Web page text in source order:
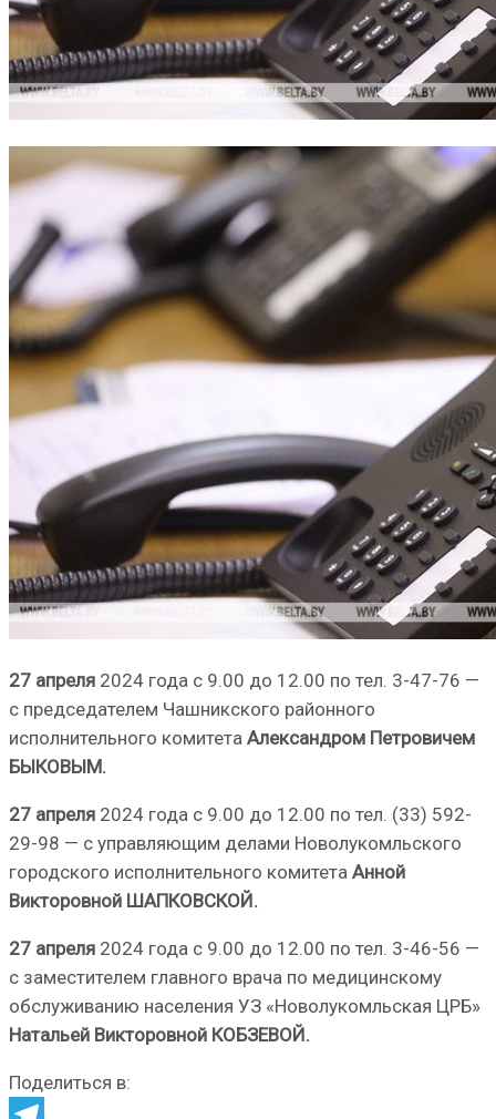
27 апреля 2024 года с 9.00 до 12.00 по тел. 3-47-76 —
с председателем Чашникского районного
исполнительного комитета Александром Петровичем
БЫКОВЫМ.
27 апреля 2024 года с 9.00 до 12.00 по тел. (33) 592-
29-98 — с управляющим делами Новолукомльского
городского исполнительного комитета Анной
Викторовной ШАПКОВСКОЙ.
27 апреля 2024 года с 9.00 до 12.00 по тел. 3-46-56 —
с заместителем главного врача по медицинскому
обслуживанию населения УЗ «Новолукомльская ЦРБ»
Натальей Викторовной КОБЗЕВОЙ.
Поделиться в: